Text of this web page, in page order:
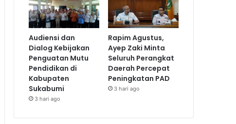
Audiensi dan
Dialog Kebijakan
Penguatan Mutu
Pendidikan di
Kabupaten
Sukabumi
3 hari ago
Rapim Agustus,
Ayep Zaki Minta
Seluruh Perangkat
Daerah Percepat
Peningkatan PAD
3 hari ago